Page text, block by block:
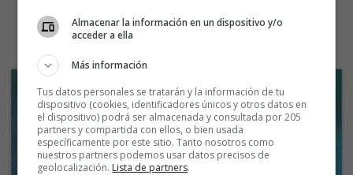
Almacenar la información en un dispositivo y/o
acceder a ella
Más información
Tus datos personales se tratarán y la información de tu
dispositivo (cookies, identificadores únicos y otros datos en
el dispositivo) podrá ser almacenada y consultada por 205
partners y compartida con ellos, o bien usada
específicamente por este sitio. Tanto nosotros como
nuestros partners podemos usar datos precisos de
geolocalización. Lista de partners.